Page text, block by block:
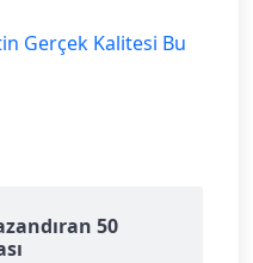
Gerçek Kalitesi Bu
50